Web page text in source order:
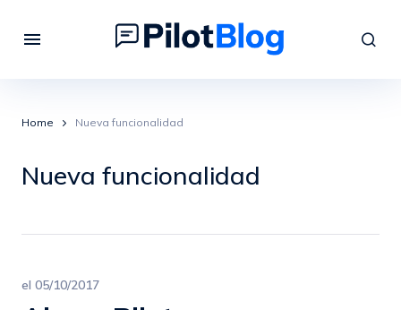
Home Nueva funcionalidad
Nueva funcionalidad
el 05/10/2017